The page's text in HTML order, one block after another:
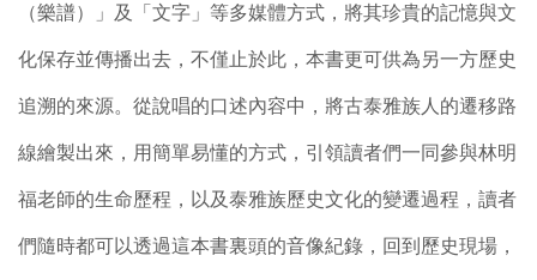
（樂譜）」及「文字」等多媒體方式，將其珍貴的記憶與文
化保存並傳播出去，不僅止於此，本書更可供為另一方歷史
追溯的來源。從說唱的口述內容中，將古泰雅族人的遷移路
線繪製出來，用簡單易懂的方式，引領讀者們一同參與林明
福老師的生命歷程，以及泰雅族歷史文化的變遷過程，讀者
們隨時都可以透過這本書裏頭的音像紀錄，回到歷史現場，